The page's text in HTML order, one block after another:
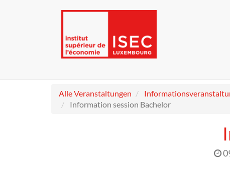
Alle Veranstaltungen
Information session Bachelor